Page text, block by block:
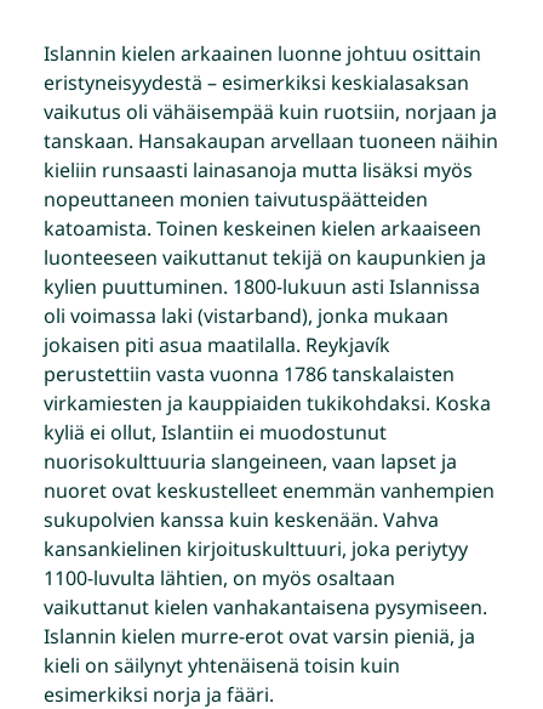
Islannin kielen arkaainen luonne johtuu osittain
eristyneisyydestä – esimerkiksi keskialasaksan
vaikutus oli vähäisempää kuin ruotsiin, norjaan ja
tanskaan. Hansakaupan arvellaan tuoneen näihin
kieliin runsaasti lainasanoja mutta lisäksi myös
nopeuttaneen monien taivutuspäätteiden
katoamista. Toinen keskeinen kielen arkaaiseen
luonteeseen vaikuttanut tekijä on kaupunkien ja
kylien puuttuminen. 1800-lukuun asti Islannissa
oli voimassa laki (vistarband), jonka mukaan
jokaisen piti asua maatilalla. Reykjavík
perustettiin vasta vuonna 1786 tanskalaisten
virkamiesten ja kauppiaiden tukikohdaksi. Koska
kyliä ei ollut, Islantiin ei muodostunut
nuorisokulttuuria slangeineen, vaan lapset ja
nuoret ovat keskustelleet enemmän vanhempien
sukupolvien kanssa kuin keskenään. Vahva
kansankielinen kirjoituskulttuuri, joka periytyy
1100-luvulta lähtien, on myös osaltaan
vaikuttanut kielen vanhakantaisena pysymiseen.
Islannin kielen murre-erot ovat varsin pieniä, ja
kieli on säilynyt yhtenäisenä toisin kuin
esimerkiksi norja ja fääri.